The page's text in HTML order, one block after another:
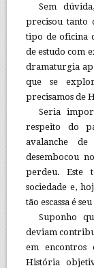
Sem
precisou tanto
tipo de oficina
de estudo com
dramaturgia
que se
precisamos de
Seria
respeito do
avalanche
desembocou
perdeu. Este
sociedade e,
tão escassa é
Suponho
deviam
em encontros
História